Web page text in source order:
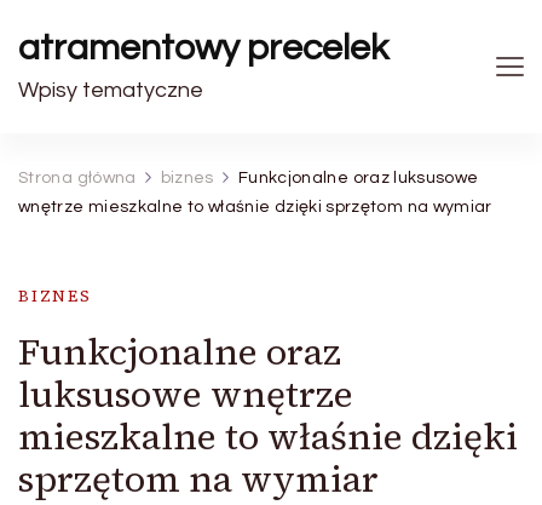
atramentowy precelek
Wpisy tematyczne
Strona główna biznes
Funkcjonalne oraz luksusowe
wnętrze mieszkalne to właśnie dzięki sprzętom na wymiar
BIZNES
Funkcjonalne oraz
luksusowe wnętrze
mieszkalne to właśnie dzięki
sprzętom na wymiar